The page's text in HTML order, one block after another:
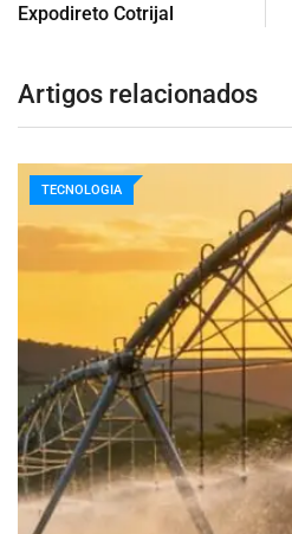
Expodireto Cotrijal
Artigos relacionados
TECNOLOGIA